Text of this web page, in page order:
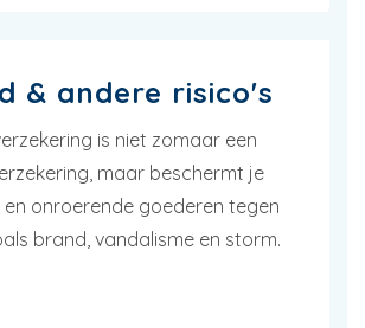
& andere risico's
is niet zomaar een
maar beschermt je
onroerende goederen tegen
brand, vandalisme en storm.